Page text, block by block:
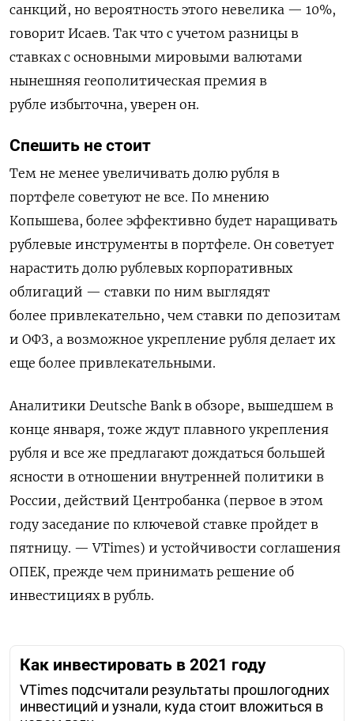
санкций, но вероятность этого невелика — 10%,
говорит Исаев. Так что с учетом разницы в
ставках с основными мировыми валютами
нынешняя геополитическая премия в
рубле избыточна, уверен он.
Спешить не стоит
Тем не менее увеличивать долю рубля в
портфеле советуют не все. По мнению
Копышева, более эффективно будет наращивать
рублевые инструменты в портфеле. Он советует
нарастить долю рублевыхкорпоративных
облигаций — ставки по ним выглядят
более привлекательно, чем ставки по депозитам
и ОФЗ, а возможное укрепление рубля делает их
еще более привлекательными.
Аналитики Deutsche Bank в обзоре, вышедшем в
конце января, тоже ждут плавного укрепления
рубля и все же предлагают дождаться большей
ясности в отношении внутренней политики в
России, действий Центробанка (первое в этом
году заседание по ключевой ставке пройдет в
пятницу. — VTimes) и устойчивости соглашения
ОПЕК, прежде чем принимать решение об
инвестициях в рубль.
Как инвестировать в 2021 году
VTimes подсчитали результаты прошлогодних
инвестиций и узнали, куда стоит вложиться в